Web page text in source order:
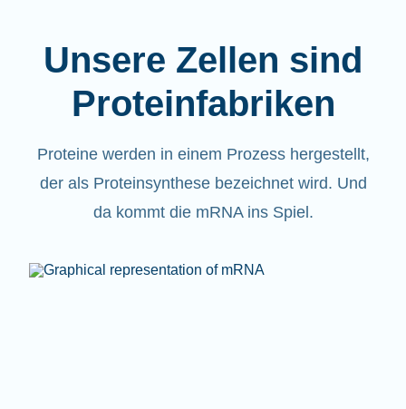
Unsere Zellen sind
Proteinfabriken
Proteine werden in einem Prozess hergestellt,
der als Proteinsynthese bezeichnet wird. Und
da kommt die mRNA ins Spiel.